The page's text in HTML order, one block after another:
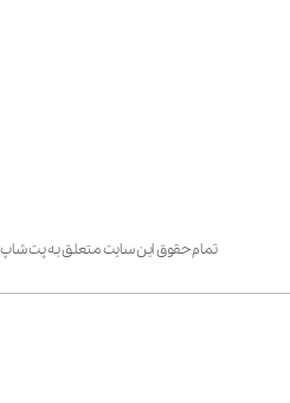
تمام حقوق این سایت متعلق به پت شاپ